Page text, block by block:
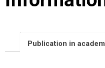
Publication in